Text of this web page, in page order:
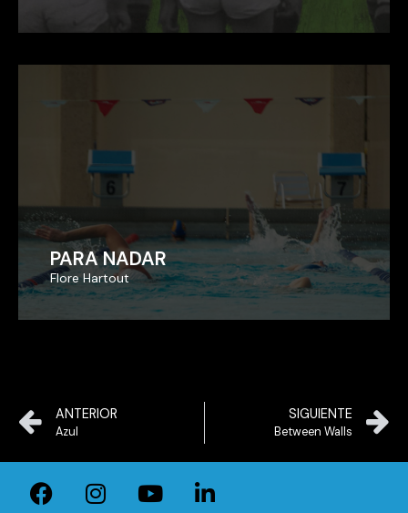
PARA NADAR
Flore Hartout
PARA NADAR
Flore Hartout
ANTERIOR
Azul
SIGUIENTE
Between Walls